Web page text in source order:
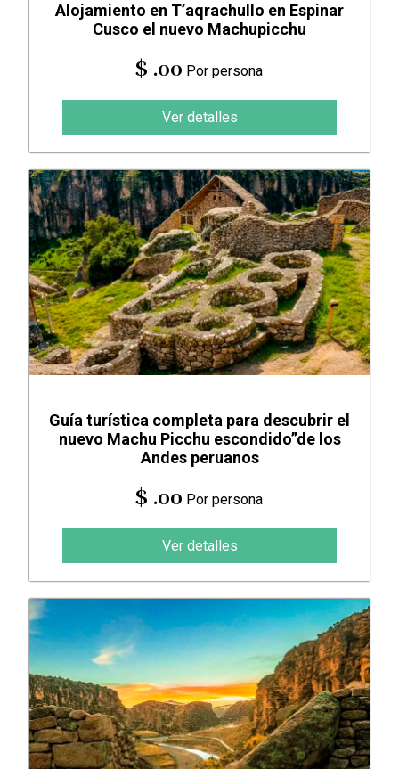
Alojamiento en T’aqrachullo en Espinar
Cusco el nuevo Machupicchu
$ .00 Por persona
Ver detalles
Guía turística completa para descubrir el
nuevo Machu Picchu escondido”de los
Andes peruanos
$ .00 Por persona
Ver detalles